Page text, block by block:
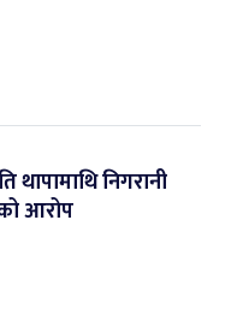
निगरानी
आरोप